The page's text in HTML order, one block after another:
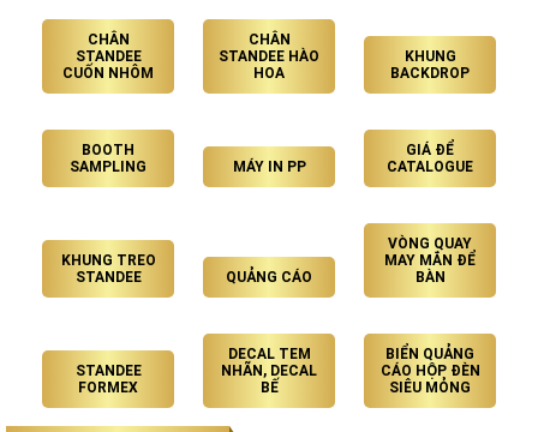
CHÂN
STANDEE
CUỐN NHÔM
CHÂN
STANDEE HÀO
HOA
KHUNG
BACKDROP
BOOTH
SAMPLING
MÁY IN PP
GIÁ ĐỂ
CATALOGUE
KHUNG TREO
STANDEE
QUẢNG CÁO
VÒNG QUAY
MAY MẮN ĐỂ
BÀN
STANDEE
FORMEX
DECAL TEM
NHÃN, DECAL
BẾ
BIỂN QUẢNG
CÁO HỘP ĐÈN
SIÊU MỎNG